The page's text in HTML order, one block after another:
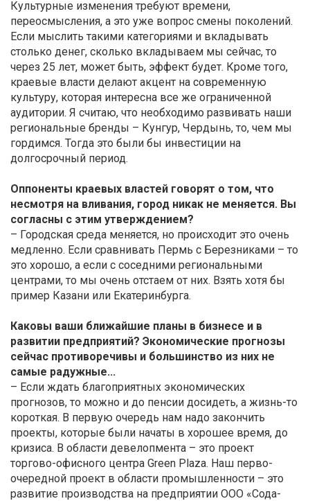
Культурные изменения требуют времени,
переосмысления, а это уже вопрос смены поколений.
Если мыслить такими категориями и вкладывать
столько денег, сколько вкладываем мы сейчас, то
через 25 лет, может быть, эффект будет. Кроме того,
краевые власти делают акцент на современную
культуру, которая интересна все же ограниченной
аудитории. Я считаю, что необходимо развивать наши
региональные бренды – Кунгур, Чердынь, то, чем мы
гордимся. Тогда это были бы инвестиции на
долгосрочный период.
Оппоненты краевых властей говорят о том, что
несмотря на вливания, город никак не меняется. Вы
согласны с этим утверждением?
– Городская среда меняется, но происходит это очень
медленно. Если сравнивать Пермь с Березниками – то
это хорошо, а если с соседними региональными
центрами, то мы очень отстаем от них. Взять хотя бы
пример Казани или Екатеринбурга.
Каковы ваши ближайшие планы в бизнесе и в
развитии предприятий? Экономические прогнозы
сейчас противоречивы и большинство из них не
самые радужные...
– Если ждать благоприятных экономических
прогнозов, то можно и до пенсии досидеть, а жизнь-то
короткая. В первую очередь нам надо закончить
проекты, которые были начаты в хорошее время, до
кризиса. В области девелопмента – это проект
торгово-офисного центра Green Plaza. Наш перво-
очередной проект в области промышленности – это
развитие производства на предприятии ООО «Сода-